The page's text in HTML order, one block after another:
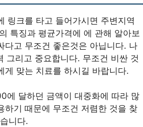
링크를 타고 들어가시면 주변지역
특징과 평균가격에 에 관해 알아보
다고 무조건 좋은것은 아닙니다. 나
그리고 중요합니다. 무조건 비싼 것
게 맞는 치료를 하시길 바랍니다.
에 달하던 금액이 대중화에 따라 많
하기 때문에 무조건 저렴한 것을 찾
니다.